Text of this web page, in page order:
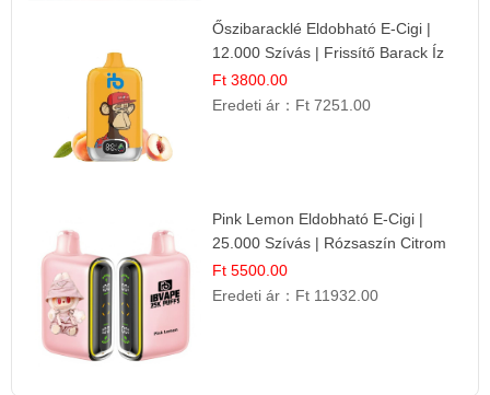
Őszibaracklé Eldobható E-Cigi |
12.000 Szívás | Frissítő Barack Íz
Ft 3800.00
Eredeti ár： Ft 7251.00
Pink Lemon Eldobható E-Cigi |
25.000 Szívás | Rózsaszín Citrom
Íz
Ft 5500.00
Eredeti ár： Ft 11932.00